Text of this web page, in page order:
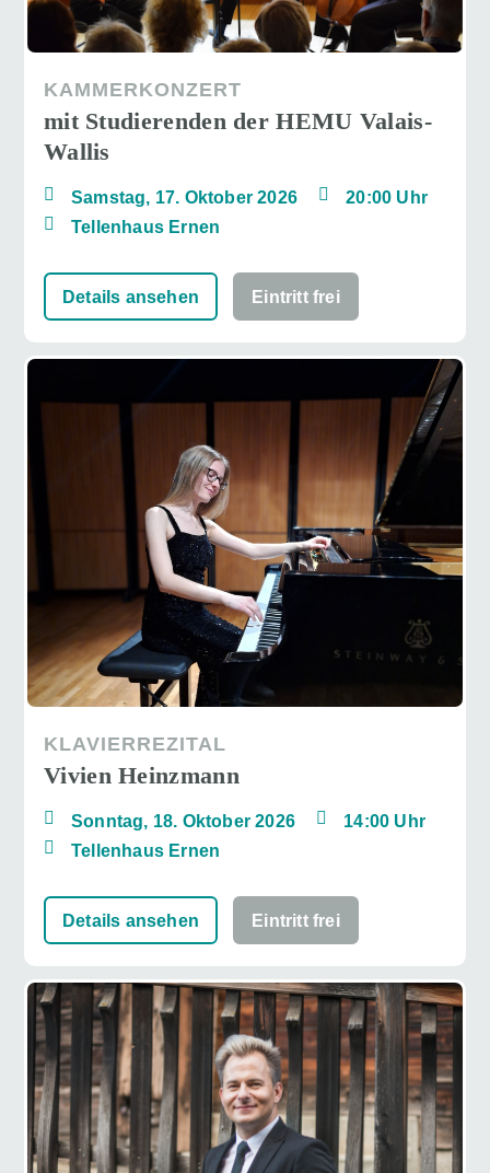
KAMMERKONZERT
mit Studierenden der HEMU Valais-
Wallis
Samstag, 17. Oktober 2026
20:00 Uhr
Tellenhaus Ernen
Details ansehen Eintritt frei
KLAVIERREZITAL
Vivien Heinzmann
Sonntag, 18. Oktober 2026
14:00 Uhr
Tellenhaus Ernen
Details ansehen Eintritt frei